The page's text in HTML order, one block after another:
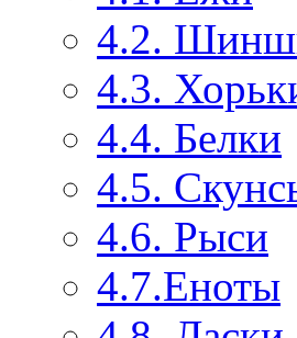
4.2.
4.3.
4.4. Белки
4.5.
4.6. Рыси
4.7.Еноты